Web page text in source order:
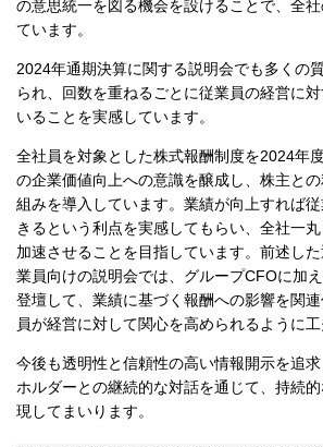
の意思統一を図る機会を設けることで、全
ています。
2024年通期決算に関する説明会でも多くの
られ、回数を重ねるごとに従業員の経営に
いることを実感しています。
全社員を対象とした株式報酬制度を2024年
の企業価値向上への意識を醸成し、株主と
組みを導入しています。業績が向上すれば
きるという利点を実感してもらい、全社一
加速させることを目指しています。前述し
業員向けの説明会では、グループCFOに加
登壇して、業績に基づく報酬への影響を関
員が経営に対して関心を高められるように工
今後も透明性と信頼性の高い情報開示を追
ホルダーとの継続的な対話を通じて、持続
現してまいります。